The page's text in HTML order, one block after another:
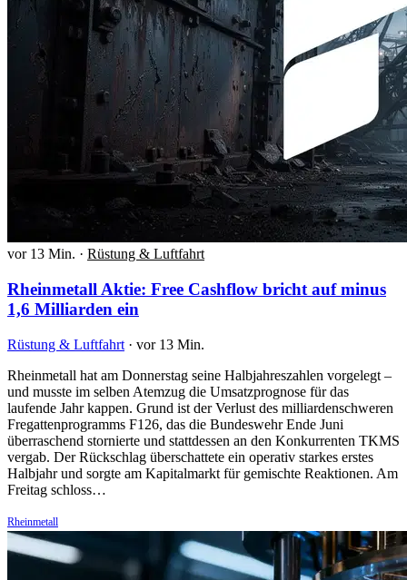
vor 13 Min. · Rüstung & Luftfahrt
Rheinmetall Aktie: Free Cashflow bricht auf minus
1,6 Milliarden ein
Rüstung & Luftfahrt · vor 13 Min.
Rheinmetall hat am Donnerstag seine Halbjahreszahlen vorgelegt –
und musste im selben Atemzug die Umsatzprognose für das
laufende Jahr kappen. Grund ist der Verlust des milliardenschweren
Fregattenprogramms F126, das die Bundeswehr Ende Juni
überraschend stornierte und stattdessen an den Konkurrenten TKMS
vergab. Der Rückschlag überschattete ein operativ starkes erstes
Halbjahr und sorgte am Kapitalmarkt für gemischte Reaktionen. Am
Freitag schloss…
Rheinmetall